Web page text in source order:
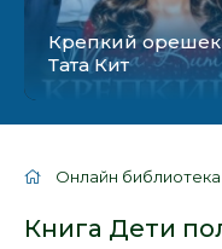
Крепкий орешек
Тата Кит
Онлайн библиотека
Книга Дети